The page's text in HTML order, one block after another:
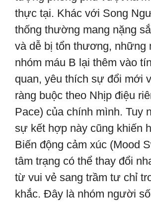
thực tại. Khác với Song
thống thường mang nặng
và dễ bị tổn thương, những
nhóm máu B lại thêm vào
quan, yêu thích sự đổi mới
ràng buộc theo Nhịp điệu
Pace) của chính mình. Tuy
sự kết hợp này cũng khiến
Biến động cảm xúc (Mood
tâm trạng có thể thay đổi
từ vui vẻ sang trầm tư chỉ
khắc. Đây là nhóm người